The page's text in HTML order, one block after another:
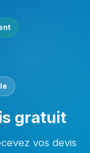
gratuit
vos devis